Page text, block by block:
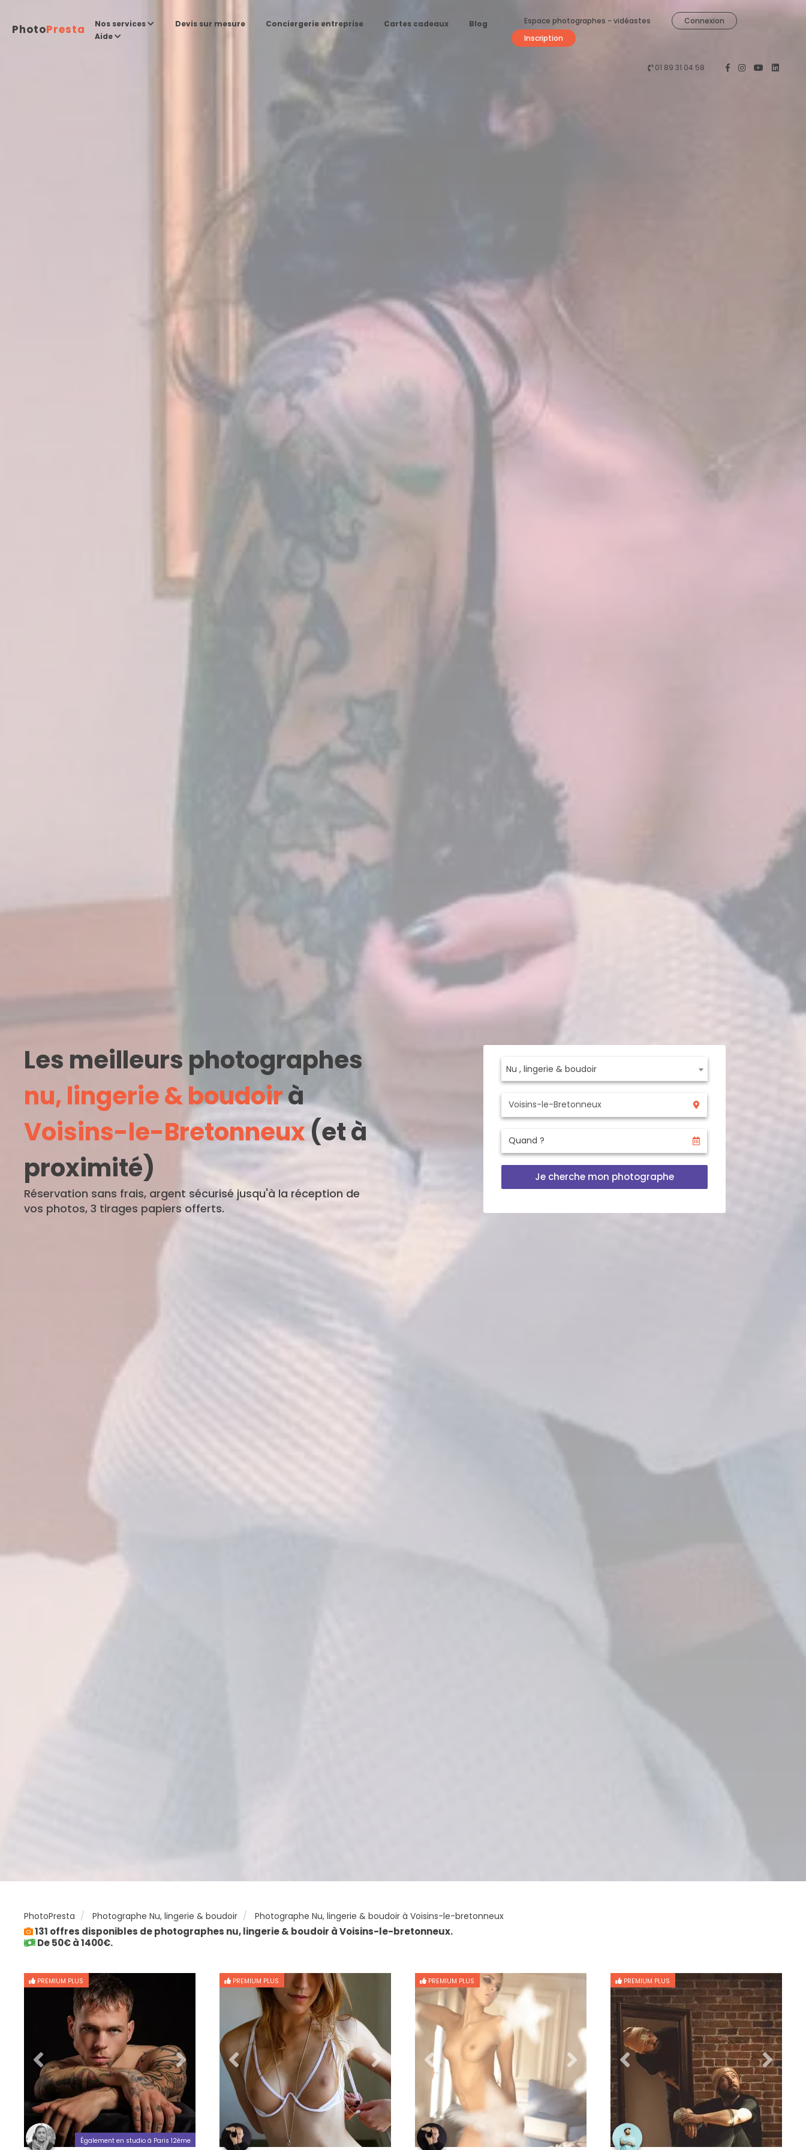
PhotoPresta Nos services Devis sur mesure Conciergerie entreprise Cartes cadeaux
Blog
Aide
Espace photographes - vidéastes
Connexion
Inscription
01 89 31 04 58
Les meilleurs photographes
nu, lingerie & boudoirà
Voisins-le-Bretonneux(et à
proximité)
Réservation sans frais, argent sécurisé jusqu'à la réception de
vos photos, 3 tirages papiers offerts.
Nu , lingerie & boudoir
Je cherche mon photographe
PhotoPresta Photographe Nu, lingerie & boudoir Photographe Nu, lingerie & boudoir à Voisins-le-bretonneux
131 offres disponibles de photographes nu, lingerie & boudoir à Voisins-le-bretonneux.
De 50€ à 1400€.
PREMIUM PLUS
Également en studio à Paris 12ème
PREMIUM PLUS PREMIUM PLUS PREMIUM PLUS